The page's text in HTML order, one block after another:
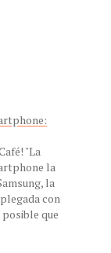
"La
la
la
con
posible que
mes venda
de